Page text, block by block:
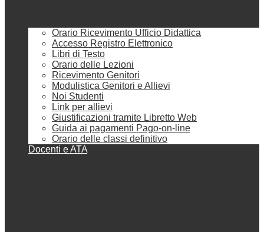
Orario Ricevimento Ufficio Didattica
Accesso Registro Elettronico
Libri di Testo
Orario delle Lezioni
Ricevimento Genitori
Modulistica Genitori e Allievi
Noi Studenti
Link per allievi
Giustificazioni tramite Libretto Web
Guida ai pagamenti Pago-on-line
Orario delle classi definitivo
Docenti e ATA